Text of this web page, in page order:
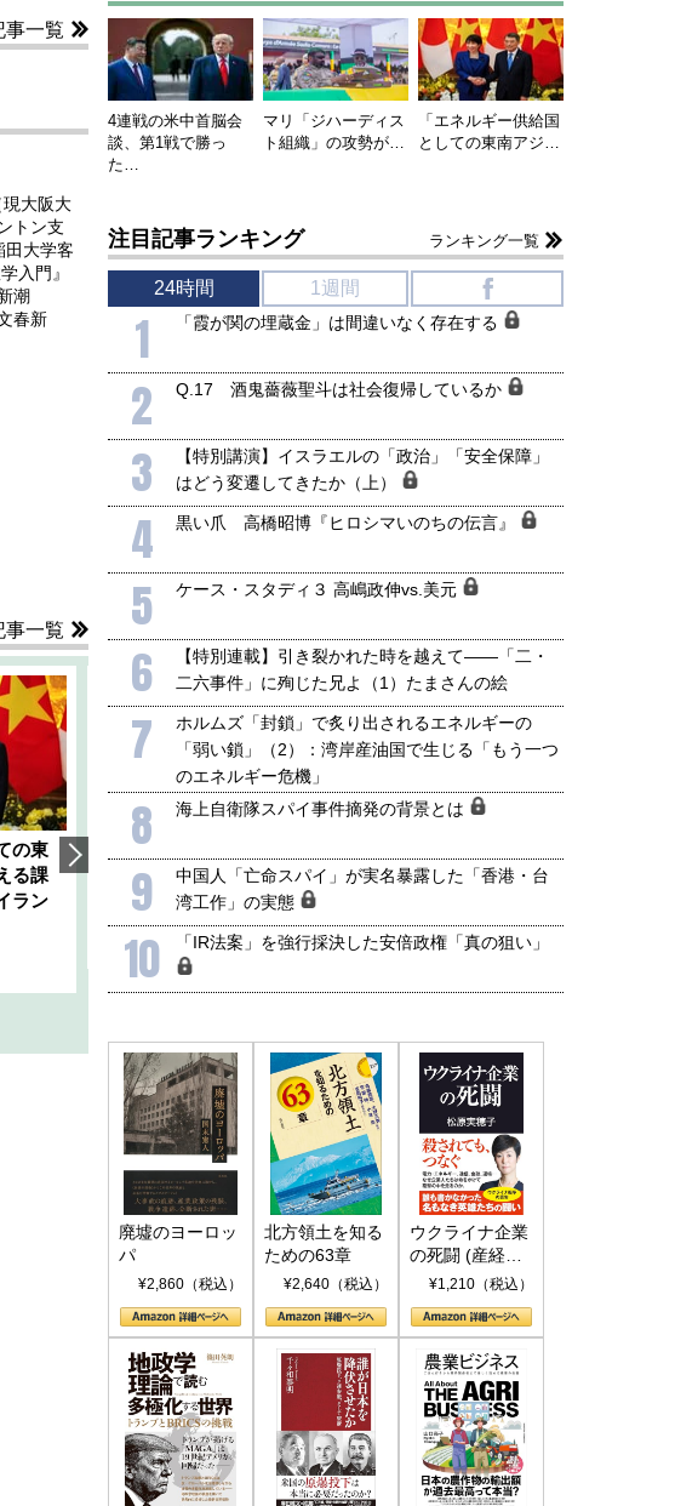
事一覧
大阪大
トン支
田大学客
入門』
潮
春新
事一覧
の東
る課
ラン
韓国にも理解してほしい「極東
1905年体制」における日米韓安
全保障協力の意味
千々和泰明
2026年5月15日
ネルギー転換が「中国依存」に
小山堅
2026年5月14日
4連戦の米中首脳会
談、第1戦で勝っ
た…
マリ「ジハーディス
ト組織」の攻勢が…
「エネルギー供給国
としての東南アジ…
注目記事ランキング ランキング一覧
24時間 1週間
1 「霞が関の埋蔵金」は間違いなく存在する
2 Q.17 酒鬼薔薇聖斗は社会復帰しているか
3
【特別講演】イスラエルの「政治」「安全保障」
はどう変遷してきたか（上）
4 黒い爪 高橋昭博『ヒロシマいのちの伝言』
5 ケース・スタディ３ 高嶋政伸vs.美元
6
【特別連載】引き裂かれた時を越えて――「二・
二六事件」に殉じた兄よ（1）たまさんの絵
7
ホルムズ「封鎖」で炙り出されるエネルギーの
「弱い鎖」（2）：湾岸産油国で生じる「もう一つ
のエネルギー危機」
8 海上自衛隊スパイ事件摘発の背景とは
9
中国人「亡命スパイ」が実名暴露した「香港・台
湾工作」の実態
10 「IR法案」を強行採決した安倍政権「真の狙い」
廃墟のヨーロッ
パ
¥2,860（税込）
北方領土を知る
ための63章
¥2,640（税込）
ウクライナ企業
の死闘 (産経セ
レクト S 039)
¥1,210（税込）